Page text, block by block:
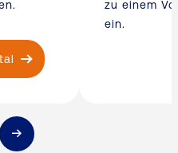
zu einem
ein.